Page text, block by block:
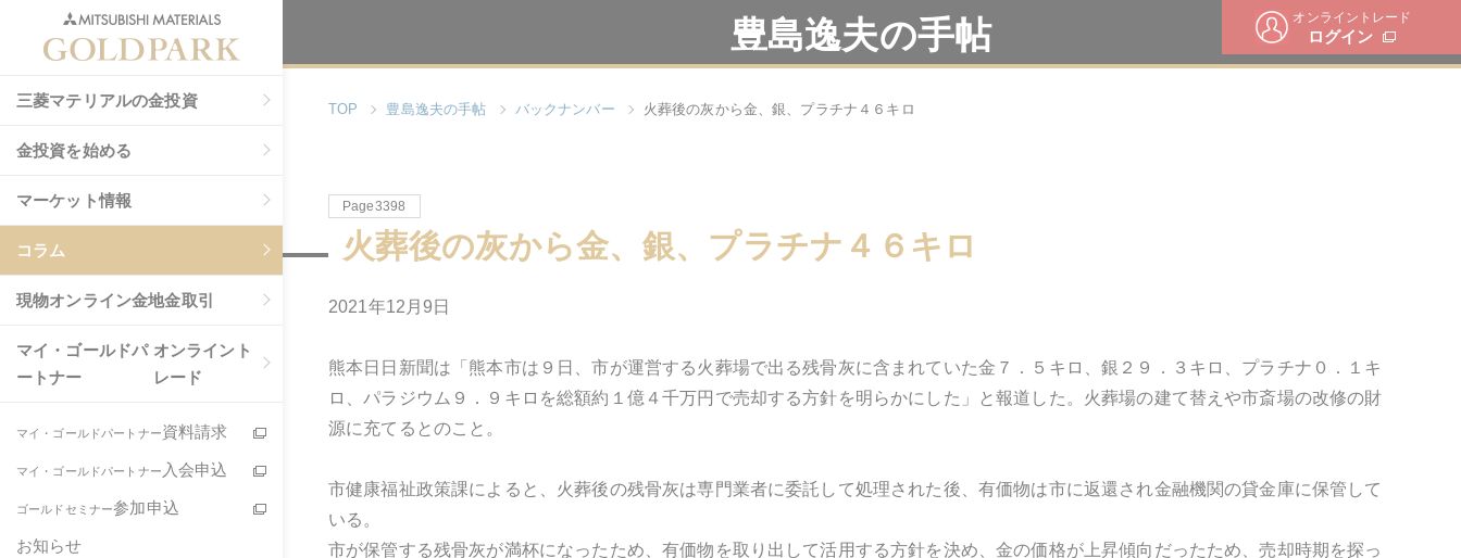
オンライントレード
ログイン
三菱マテリアルの金投資
金投資を始める
マーケット情報
コラム
現物オンライン金地金取引
マイ・ゴールドパ
ートナー
オンライント
レード
マイ・ゴールドパートナー資料請求
マイ・ゴールドパートナー 入会申込
ゴールドセミナー参加申込
お知らせ
豊島逸夫の手帖
TOP 豊島逸夫の手帖 バックナンバー 火葬後の灰から金、銀、プラチナ４６キロ
Page3398
火葬後の灰から金、銀、プラチナ４６キロ
2021年12月9日
熊本日日新聞は「熊本市は９日、市が運営する火葬場で出る残骨灰に含まれていた金７．５キロ、銀２９．３キロ、プラチナ０．１キ
ロ、パラジウム９．９キロを総額約１億４千万円で売却する方針を明らかにした」と報道した。火葬場の建て替えや市斎場の改修の財
源に充てるとのこと。
市健康福祉政策課によると、火葬後の残骨灰は専門業者に委託して処理された後、有価物は市に返還され金融機関の貸金庫に保管して
いる。
市が保管する残骨灰が満杯になったため、有価物を取り出して活用する方針を決め、金の価格が上昇傾向だったため、売却時期を探っ